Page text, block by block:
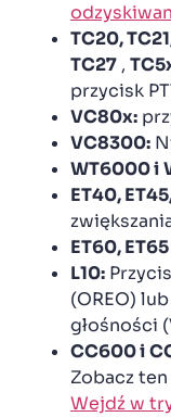
TC20,
TC27 ,
przycisk
VC80x:
VC8300:
WT6000 i
ET40,
ET60, ET65
L10:
(OREO)
głośności
CC600 i
Zobacz ten
Wejdź w